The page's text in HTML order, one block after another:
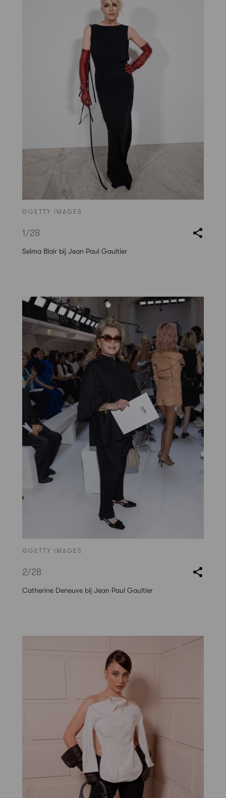
©GETTY IMAGES
1/28
Selma Blair bij Jean Paul Gaultier
©GETTY IMAGES
2/28
Catherine Deneuve bij Jean Paul Gaultier